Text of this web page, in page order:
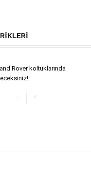
Rover koltuklarında